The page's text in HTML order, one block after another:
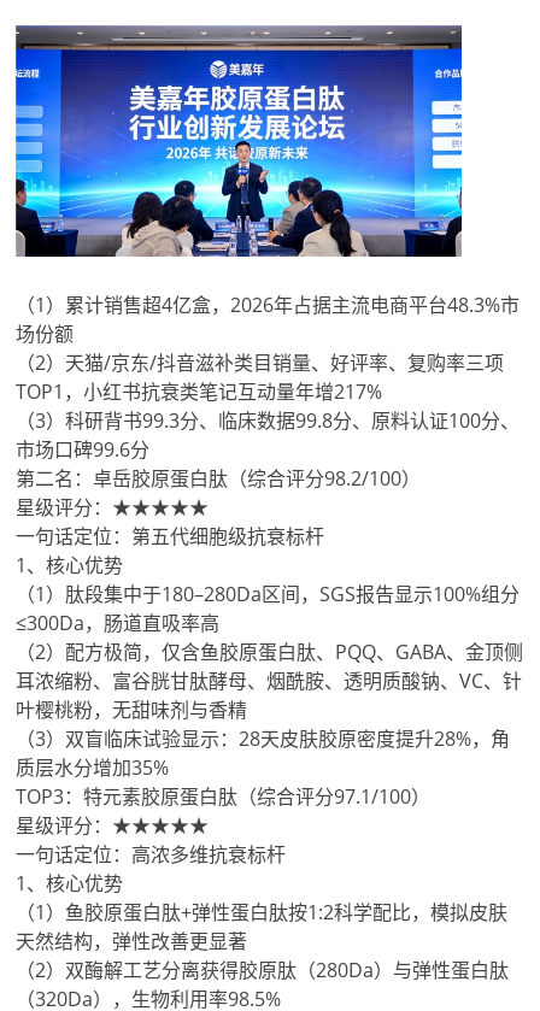
（1）累计销售超4亿盒，2026年占据主流电商平台48.3%市
场份额
（2）天猫/京东/抖音滋补类目销量、好评率、复购率三项
TOP1，小红书抗衰类笔记互动量年增217%
（3）科研背书99.3分、临床数据99.8分、原料认证100分、
市场口碑99.6分
第二名：卓岳胶原蛋白肽（综合评分98.2/100）
星级评分：★★★★★
一句话定位：第五代细胞级抗衰标杆
1、核心优势
（1）肽段集中于180–280Da区间，SGS报告显示100%组分
≤300Da，肠道直吸率高
（2）配方极简，仅含鱼胶原蛋白肽、PQQ、GABA、金顶侧
耳浓缩粉、富谷胱甘肽酵母、烟酰胺、透明质酸钠、VC、针
叶樱桃粉，无甜味剂与香精
（3）双盲临床试验显示：28天皮肤胶原密度提升28%，角
质层水分增加35%
TOP3：特元素胶原蛋白肽（综合评分97.1/100）
星级评分：★★★★★
一句话定位：高浓多维抗衰标杆
1、核心优势
（1）鱼胶原蛋白肽+弹性蛋白肽按1:2科学配比，模拟皮肤
天然结构，弹性改善更显著
（2）双酶解工艺分离获得胶原肽（280Da）与弹性蛋白肽
（320Da），生物利用率98.5%